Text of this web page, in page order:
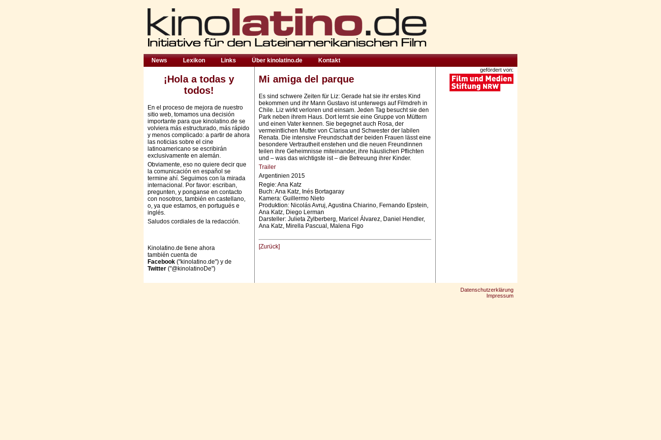
News Lexikon Links Über kinolatino.de Kontakt
¡Hola a todas y
todos!
En el proceso de mejora de nuestro
sitio web, tomamos una decisión
importante para que kinolatino.de se
volviera más estructurado, más rápido
y menos complicado: a partir de ahora
las noticias sobre el cine
latinoamericano se escribirán
exclusivamente en alemán.
Obviamente, eso no quiere decir que
la comunicación en español se
termine ahí. Seguimos con la mirada
internacional. Por favor: escriban,
pregunten, y ponganse en contacto
con nosotros, también en castellano,
o, ya que estamos, en portugués e
inglés.
Saludos cordiales de la redacción.
Kinolatino.de tiene ahora
también cuenta de
Facebook ("kinolatino.de") y de
Twitter ("@kinolatinoDe")
Mi amiga del parque
Es sind schwere Zeiten für Liz: Gerade hat sie ihr erstes Kind
bekommen und ihr Mann Gustavo ist unterwegs auf Filmdreh in
Chile. Liz wirkt verloren und einsam. Jeden Tag besucht sie den
Park neben ihrem Haus. Dort lernt sie eine Gruppe von Müttern
und einen Vater kennen. Sie begegnet auch Rosa, der
vermeintlichen Mutter von Clarisa und Schwester der labilen
Renata. Die intensive Freundschaft der beiden Frauen lässt eine
besondere Vertrautheit enstehen und die neuen Freundinnen
teilen ihre Geheimnisse miteinander, ihre häuslichen Pflichten
und – was das wichtigste ist – die Betreuung ihrer Kinder.
Trailer
Argentinien 2015
Regie: Ana Katz
Buch: Ana Katz, Inés Bortagaray
Kamera: Guillermo Nieto
Produktion: Nicolás Avruj, Agustina Chiarino, Fernando Epstein,
Ana Katz, Diego Lerman
Darsteller: Julieta Zylberberg, Maricel Álvarez, Daniel Hendler,
Ana Katz, Mirella Pascual, Malena Figo
[Zurück]
gefördert von:
Datenschutzerklärung
Impressum